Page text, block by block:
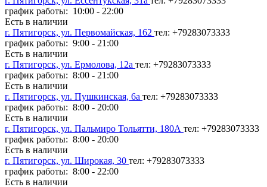
график работы: 10:00 - 22:00
Есть в наличии
г. Пятигорск, ул. Первомайская, 162 тел: +79283073333
график работы: 9:00 - 21:00
Есть в наличии
г. Пятигорск, ул. Ермолова, 12а тел: +79283073333
график работы: 8:00 - 21:00
Есть в наличии
г. Пятигорск, ул. Пушкинская, 6а тел: +79283073333
график работы: 8:00 - 20:00
Есть в наличии
г. Пятигорск, ул. Пальмиро Тольятти, 180А тел: +79283073333
график работы: 8:00 - 20:00
Есть в наличии
г. Пятигорск, ул. Широкая, 30 тел: +79283073333
график работы: 8:00 - 22:00
Есть в наличии